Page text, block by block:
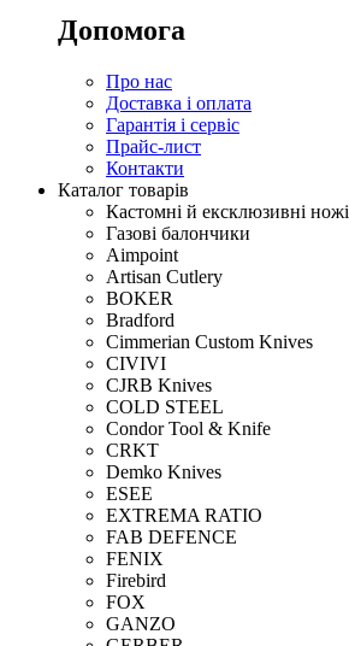
Допомога
Про нас
Доставка і оплата
Гарантія і сервіс
Прайс-лист
Контакти
Каталог товарів
Кастомні й ексклюзивні ножі
Газові балончики
Aimpoint
Artisan Cutlery
BOKER
Bradford
Cimmerian Custom Knives
CIVIVI
CJRB Knives
COLD STEEL
Condor Tool & Knife
CRKT
Demko Knives
ESEE
EXTREMA RATIO
FAB DEFENCE
FENIX
Firebird
FOX
GANZO